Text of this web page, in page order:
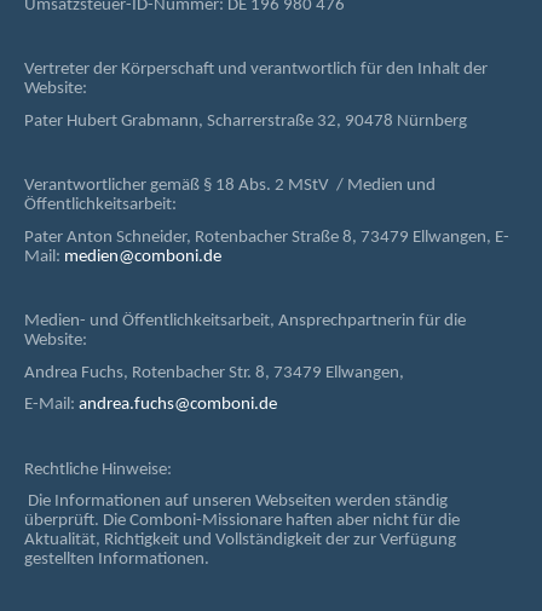
Umsatzsteuer-ID-Nummer: DE 196 980 476
Vertreter der Körperschaft und verantwortlich für den Inhalt der
Website:
Pater Hubert Grabmann, Scharrerstraße 32, 90478 Nürnberg
Verantwortlicher gemäß § 18 Abs. 2 MStV / Medien und
Öffentlichkeitsarbeit:
Pater Anton Schneider, Rotenbacher Straße 8, 73479 Ellwangen, E-
Mail: medien@comboni.de
Medien- und Öffentlichkeitsarbeit, Ansprechpartnerin für die
Website:
Andrea Fuchs, Rotenbacher Str. 8, 73479 Ellwangen,
E-Mail: andrea.fuchs@comboni.de
Rechtliche Hinweise:
Die Informationen auf unseren Webseiten werden ständig
überprüft. Die Comboni-Missionare haften aber nicht für die
Aktualität, Richtigkeit und Vollständigkeit der zur Verfügung
gestellten Informationen.